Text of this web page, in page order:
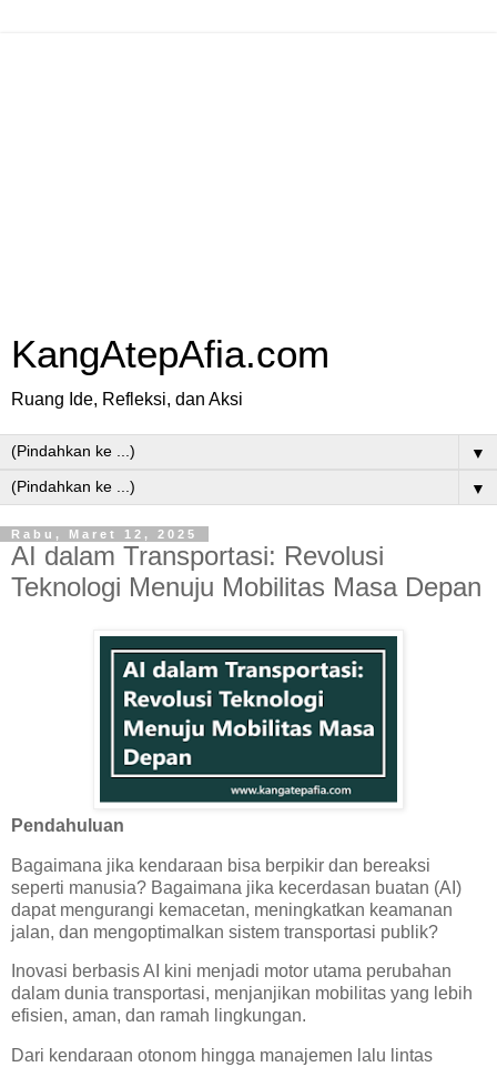
KangAtepAfia.com
Ruang Ide, Refleksi, dan Aksi
▼
▼
Rabu, Maret 12, 2025
AI dalam Transportasi: Revolusi
Teknologi Menuju Mobilitas Masa Depan
Pendahuluan
Bagaimana jika kendaraan bisa berpikir dan bereaksi
seperti manusia? Bagaimana jika kecerdasan buatan (AI)
dapat mengurangi kemacetan, meningkatkan keamanan
jalan, dan mengoptimalkan sistem transportasi publik?
Inovasi berbasis AI kini menjadi motor utama perubahan
dalam dunia transportasi, menjanjikan mobilitas yang lebih
efisien, aman, dan ramah lingkungan.
Dari kendaraan otonom hingga manajemen lalu lintas